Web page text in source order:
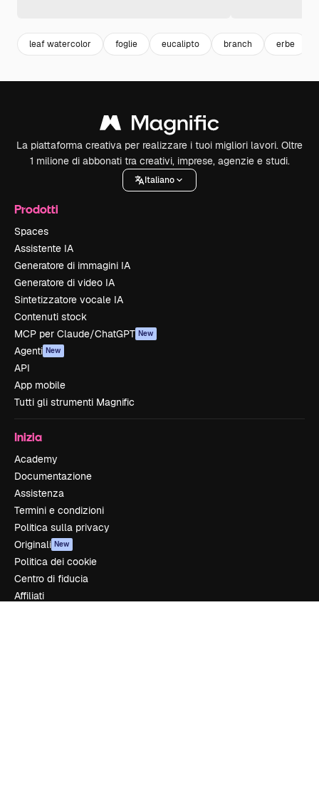
leaf watercolor foglie eucalipto branch erbe
La piattaforma creativa per realizzare i tuoi migliori lavori. Oltre
1 milione di abbonati tra creativi, imprese, agenzie e studi.
Italiano
Prodotti
Spaces
Assistente IA
Generatore di immagini IA
Generatore di video IA
Sintetizzatore vocale IA
Contenuti stock
MCP per Claude/ChatGPT New
Agenti New
API
App mobile
Tutti gli strumenti Magnific
Inizia
Academy
Documentazione
Assistenza
Termini e condizioni
Politica sulla privacy
Originali New
Politica dei cookie
Centro di fiducia
Affiliati